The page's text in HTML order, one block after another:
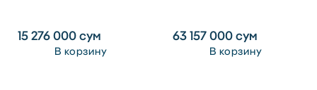
15 276 000сум
В корзину
63 157 000сум
В корзину